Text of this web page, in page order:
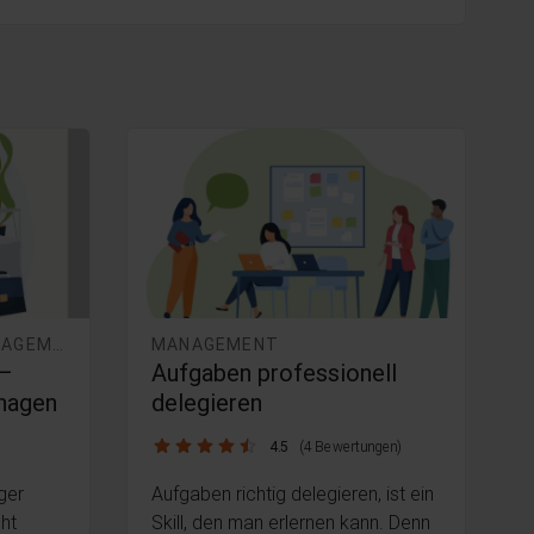
RESILIENZ & STRESSMANAGEMENT MANAGEMENT
Aufgaben professionell
delegieren
4.5 / 5 4.5 (4 Bewertungen)
Aufgaben richtig delegieren, ist ein
Skill, den man erlernen kann. Denn